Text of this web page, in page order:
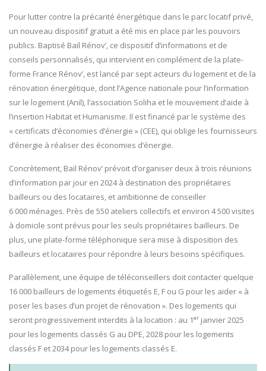
Pour lutter contre la précarité énergétique dans le parc locatif privé,
un nouveau dispositif gratuit a été mis en place par les pouvoirs
publics. Baptisé Bail Rénov’, ce dispositif d’informations et de
conseils personnalisés, qui intervient en complément de la plate-
forme France Rénov’, est lancé par sept acteurs du logement et de la
rénovation énergétique, dont l’Agence nationale pour l’information
sur le logement (Anil), l’association Soliha et le mouvement d’aide à
l’insertion Habitat et Humanisme. Il est financé par le système des
« certificats d’économies d’énergie » (CEE), qui oblige les fournisseurs
d’énergie à réaliser des économies d’énergie.
Concrètement, Bail Rénov’ prévoit d’organiser deux à trois réunions
d’information par jour en 2024 à destination des propriétaires
bailleurs ou des locataires, et ambitionne de conseiller
6 000 ménages. Près de 550 ateliers collectifs et environ 4 500 visites
à domicile sont prévus pour les seuls propriétaires bailleurs. De
plus, une plate-forme téléphonique sera mise à disposition des
bailleurs et locataires pour répondre à leurs besoins spécifiques.
Parallèlement, une équipe de téléconseillers doit contacter quelque
16 000 bailleurs de logements étiquetés E, F ou G pour les aider « à
poser les bases d’un projet de rénovation ». Des logements qui
seront progressivement interdits à la location : au 1er janvier 2025
pour les logements classés G au DPE, 2028 pour les logements
classés F et 2034 pour les logements classés E.